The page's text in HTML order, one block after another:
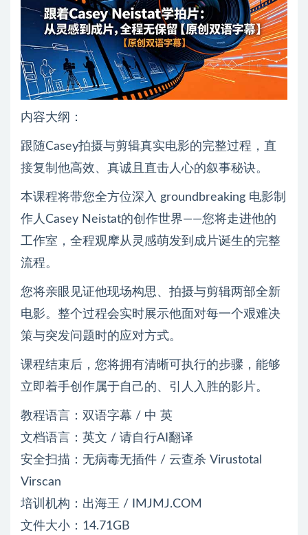
内容大纲：
跟随Casey拍摄与剪辑真实电影的完整过程，直
接复制他高效、真诚且直击人心的叙事秘诀。
本课程将带您全方位深入 groundbreaking 电影制
作人Casey Neistat的创作世界——您将走进他的
工作室，全程观摩从灵感萌发到成片诞生的完整
流程。
您将亲眼见证他现场构思、拍摄与剪辑两部全新
电影。整个过程会实时展示他面对每一个艰难决
策与突发问题时的应对方式。
课程结束后，您将拥有清晰可执行的步骤，能够
立即着手创作属于自己的、引人入胜的影片。
教程语言：双语字幕 / 中 英
文档语言：英文 / 请自行AI翻译
安全扫描：无病毒无插件 / 云查杀 Virustotal
Virscan
培训机构：出海王 / IMJMJ.COM
文件大小：14.71GB